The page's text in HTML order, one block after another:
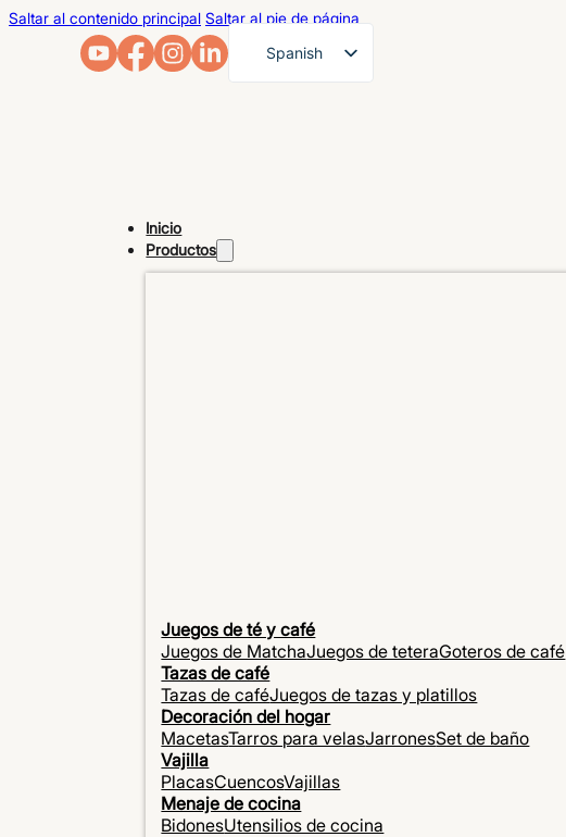
Saltar al contenido principal Saltar al pie de página
Spanish
Portuguese
Inicio
Productos
Juegos de té y café
Juegos de MatchaJuegos de teteraGoteros de café
Tazas de café
Tazas de caféJuegos de tazas y platillos
Decoración del hogar
MacetasTarros para velasJarronesSet de baño
Vajilla
PlacasCuencosVajillas
Menaje de cocina
BidonesUtensilios de cocina